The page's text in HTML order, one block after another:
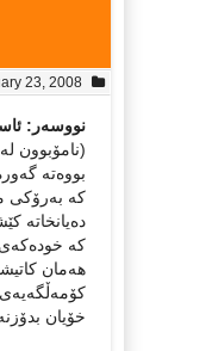
23, 2008
نووسه‌ر:
(نامۆبوون
بووه‌ته
که به‌رۆکی
ده‌یانخاته
که خوده‌که‌ی
هه‌‌مان
کۆمه‌ڵگه‌یه‌ی
خۆیان